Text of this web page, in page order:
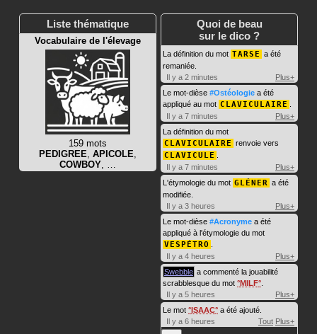
Liste thématique
Vocabulaire de l'élevage
159 mots
PEDIGREE APICOLE
COWBOY
Quoi de beau
sur le dico ?
La définition du mot TARSE a été
remaniée.
Il y a 2 minutes
Plus+
Le mot-dièse #Ostéologie a été
appliqué au mot CLAVICULAIRE
Il y a 7 minutes
Plus+
La définition du mot
CLAVICULAIRE renvoie vers
CLAVICULE
Il y a 7 minutes
Plus+
L'étymologie du mot GLÉNER a été
modifiée.
Il y a 3 heures
Plus+
Le mot-dièse #Acronyme a été
appliqué à l'étymologie du mot
VESPÉTRO
Il y a 4 heures
Plus+
Swebble a commenté la jouabilité
scrabblesque du mot MILF
Il y a 5 heures
Plus+
Le mot ISAAC a été ajouté.
Il y a 6 heures
Tout Plus+